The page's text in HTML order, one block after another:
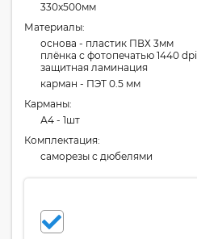
330x500мм
Материалы:
основа - пластик ПВХ 3мм
плёнка с фотопечатью 1440 dpi
защитная ламинация
карман - ПЭТ 0.5 мм
Карманы:
А4 - 1шт
Комплектация:
cаморезы с дюбелями